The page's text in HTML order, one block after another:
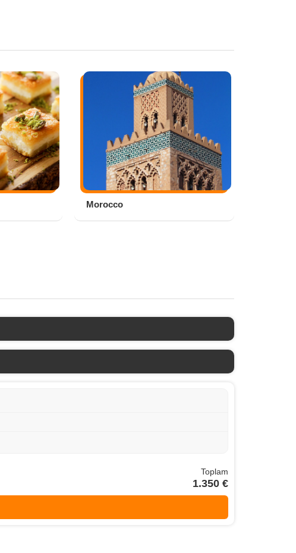
Morocco
Toplam
1.350 €